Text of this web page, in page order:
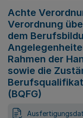
Achte
Verordnung
dem
Rahmen der
sowie die
(BQFG)